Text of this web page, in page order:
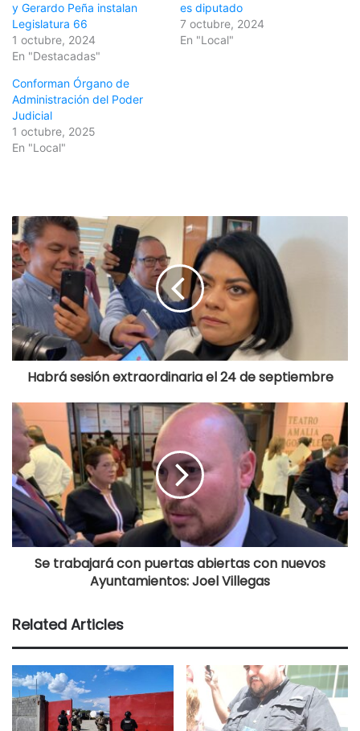
y Gerardo Peña instalan
Legislatura 66
1 octubre, 2024
En "Destacadas"
es diputado
7 octubre, 2024
En "Local"
Conforman Órgano de
Administración del Poder
Judicial
1 octubre, 2025
En "Local"
Habrá sesión extraordinaria el 24 de septiembre
Se trabajará con puertas abiertas con nuevos
Ayuntamientos: Joel Villegas
Related Articles